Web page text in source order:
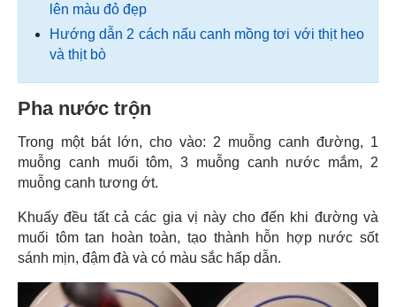
lên màu đỏ đẹp
Hướng dẫn 2 cách nấu canh mồng tơi với thịt heo
và thịt bò
Pha nước trộn
Trong một bát lớn, cho vào: 2 muỗng canh đường, 1
muỗng canh muối tôm, 3 muỗng canh nước mắm, 2
muỗng canh tương ớt.
Khuấy đều tất cả các gia vị này cho đến khi đường và
muối tôm tan hoàn toàn, tạo thành hỗn hợp nước sốt
sánh mịn, đậm đà và có màu sắc hấp dẫn.